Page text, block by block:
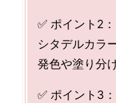
✅ ポイント2：
シタデルカラ
発色や塗り分
✅ ポイント3：